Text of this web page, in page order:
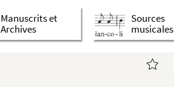
Manuscrits et
Archives
Sources
musicales